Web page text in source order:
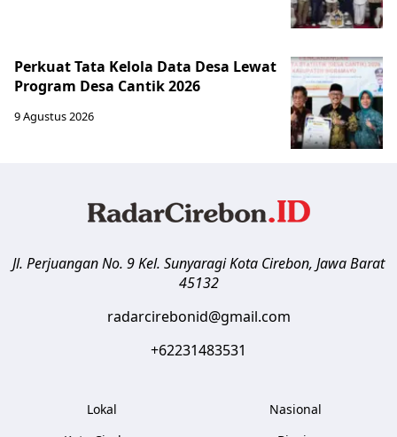
Perkuat Tata Kelola Data Desa Lewat
Program Desa Cantik 2026
9 Agustus 2026
Jl. Perjuangan No. 9 Kel. SunyaragiKota Cirebon, Jawa Barat
45132
radarcirebonid@gmail.com
+62231483531
Lokal
Nasional